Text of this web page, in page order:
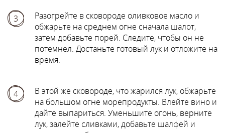
3
Разогрейте в сковороде оливковое масло и
обжарьте на среднем огне сначала шалот,
затем добавьте порей. Следите, чтобы он не
потемнел. Достаньте готовый лук и отложите на
время.
4
В этой же сковороде, что жарился лук, обжарьте
на большом огне морепродукты. Влейте вино и
дайте выпариться. Уменьшите огонь, верните
лук, залейте сливками, добавьте шалфей и